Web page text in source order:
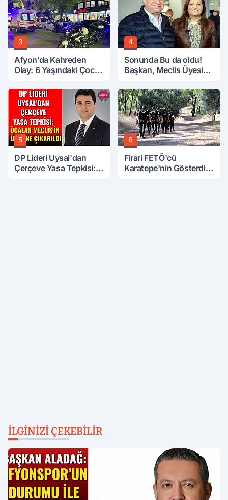
3
Afyon’da Kahreden
Olay: 6 Yaşındaki Çocuk
4
Sonunda Bu da oldu!
Başkan, Meclis Üyesini
Attırdı
5
DP Lideri Uysal'dan
Çerçeve Yasa Tepkisi:
6
Firari FETÖ'cü
Karatepe'nin Gösterdiği
İLGINIZI ÇEKEBILIR